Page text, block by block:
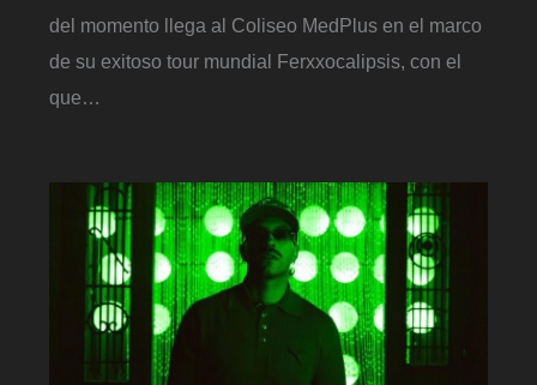
del momento llega al Coliseo MedPlus en el marco
de su exitoso tour mundial Ferxxocalipsis, con el
que…